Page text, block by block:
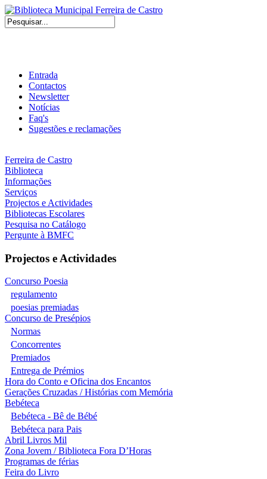
Entrada
Contactos
Newsletter
Notícias
Faq's
Sugestões e reclamações
Ferreira de Castro
Biblioteca
Informações
Serviços
Projectos e Actividades
Bibliotecas Escolares
Pesquisa no Catálogo
Pergunte à BMFC
Projectos e Actividades
Concurso Poesia
regulamento
poesias premiadas
Concurso de Presépios
Normas
Concorrentes
Premiados
Entrega de Prémios
Hora do Conto e Oficina dos Encantos
Gerações Cruzadas / Histórias com Memória
Bebéteca
Bebéteca - Bê de Bébé
Bebéteca para Pais
Abril Livros Mil
Zona Jovem / Biblioteca Fora D’Horas
Programas de férias
Feira do Livro